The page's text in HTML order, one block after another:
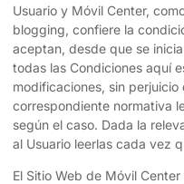
Usuario y Móvil Center,
blogging, confiere la
aceptan, desde que se
todas las Condiciones aquí
modificaciones, sin
correspondiente normativa
según el caso. Dada la
al Usuario leerlas cada vez
El Sitio Web de Móvil Center